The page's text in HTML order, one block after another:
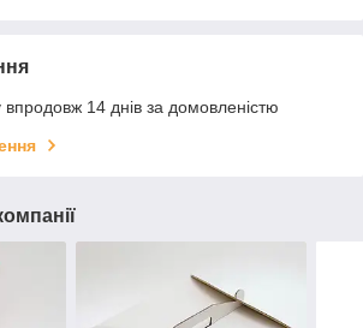
14 днів за домовленістю